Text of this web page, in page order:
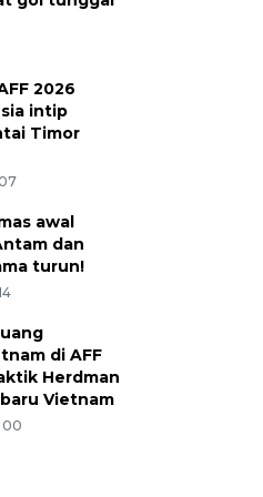
2026
intip
Timor
awal
dan
turun!
di AFF
Herdman
Vietnam